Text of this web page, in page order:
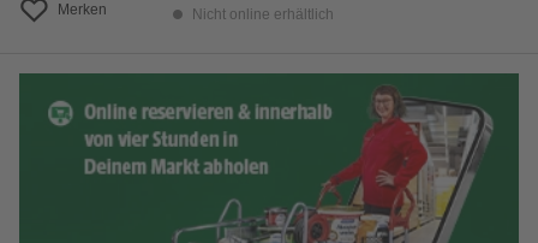
Merken Nicht online erhältlich